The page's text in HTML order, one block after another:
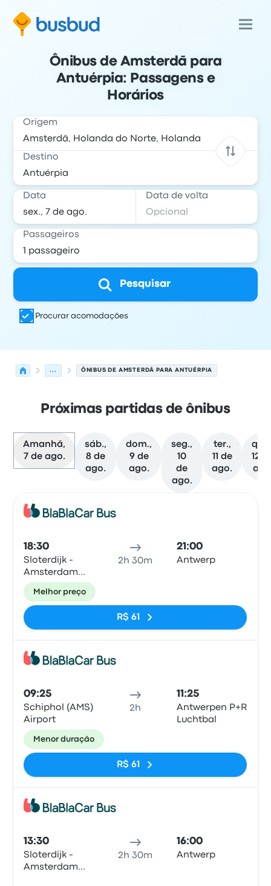
Ônibus de Amsterdã para
Antuérpia: Passagens e
Horários
Origem
Destino
Data Data de volta
Passageiros
Pesquisar
Procurar acomodações
... ÔNIBUS DE AMSTERDÃ PARA ANTUÉRPIA
Próximas partidas de ônibus
Amanhã,
7 de ago.
sáb.,
8 de
ago.
dom.,
9 de
ago.
seg.,
10
de
ago.
ter.,
11 de
ago.
12
18:30
Sloterdijk -
Amsterdam
City Center
2h 30m
21:00
Antwerp
Melhor preço
R$ 61
09:25
Schiphol (AMS)
Airport
2h
11:25
Antwerpen P+R
Luchtbal
Menor duração
R$ 61
13:30
Sloterdijk -
Amsterdam
2h 30m
16:00
Antwerp